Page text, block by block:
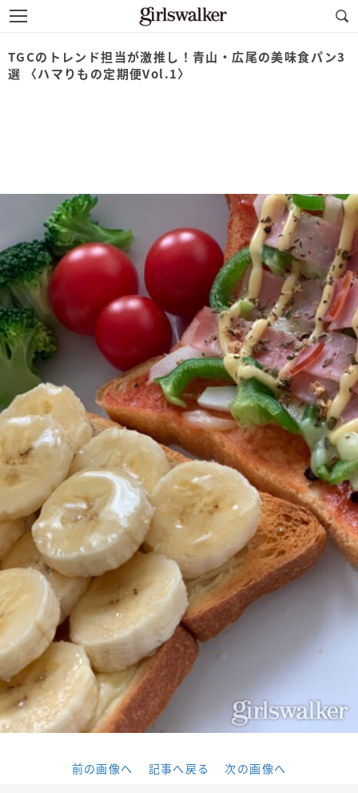
TGCのトレンド担当が激推し！青山・広尾の美味食パン3
選 〈ハマりもの定期便Vol.1〉
前の画像へ 記事へ戻る 次の画像へ